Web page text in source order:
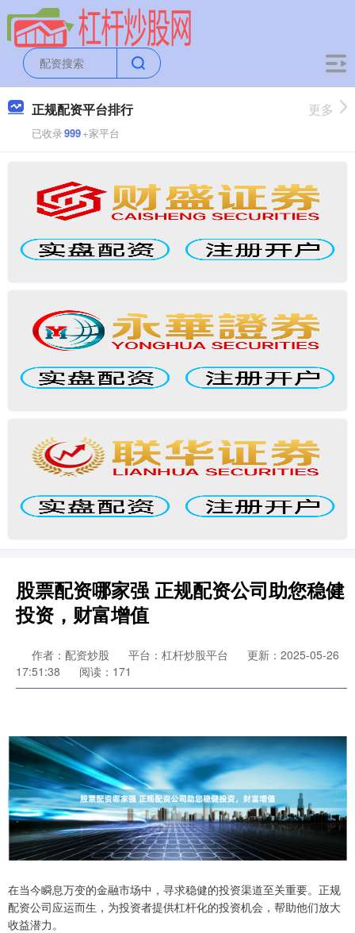
正规配资平台排行
已收录999+家平台
更多
股票配资哪家强 正规配资公司助您稳健
投资，财富增值
作者：配资炒股 平台：杠杆炒股平台
更新：2025-05-26
17:51:38
阅读：171
在当今瞬息万变的金融市场中，寻求稳健的投资渠道至关重要。正规
配资公司应运而生，为投资者提供杠杆化的投资机会，帮助他们放大
收益潜力。